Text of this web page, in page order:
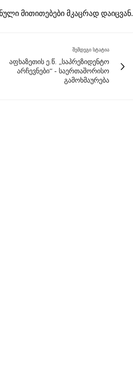
მითითებები მკაცრად დაიცვან.
ᲨᲔᲛᲓᲔᲒᲘ ᲡᲢᲐᲢᲘᲐ
აფხაზეთის ე.წ. „საპრეზიდენტო
არჩევნები“ - საერთაშორისო
გამოხმაურება